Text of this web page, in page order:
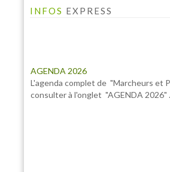
INFOS EXPRESS
consulter à l'onglet "AGENDA 2026" ...